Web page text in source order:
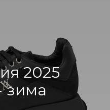
2025
зима